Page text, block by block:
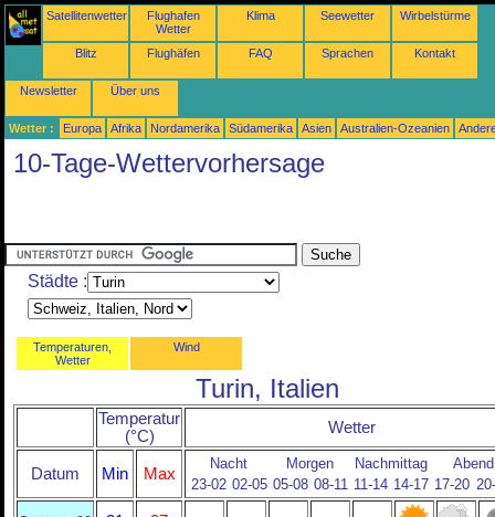
Satellitenwetter
Flughafen
Wetter
Klima Seewetter Wirbelstürme
Blitz Flughäfen FAQ Sprachen Kontakt
Newsletter Über uns
Wetter : Europa Afrika Nordamerika Südamerika Asien Australien-Ozeanien
10-Tage-Wettervorhersage
Städte :
Temperaturen,
Wetter
Wind
Turin, Italien
Temperatur
(°C)
Wetter
Datum Min Max
Nacht Morgen Nachmittag
Abend
23-02 02-05 05-08 08-11 11-14 14-17 17-20